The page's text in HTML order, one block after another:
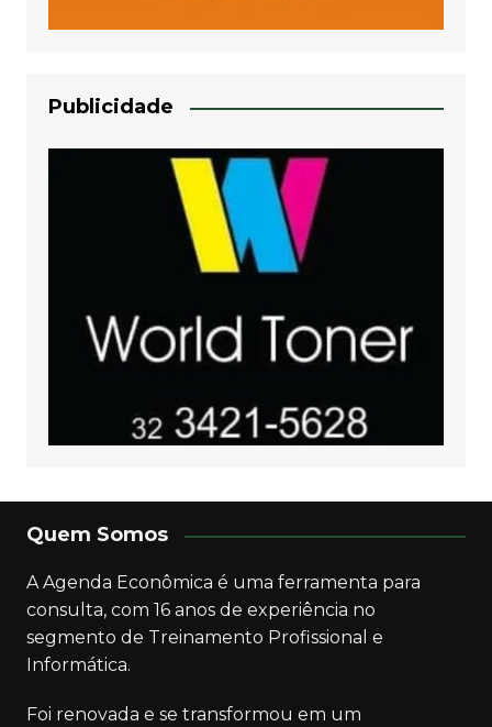
Publicidade
Quem Somos
A Agenda Econômica é uma ferramenta para
consulta, com 16 anos de experiência no
segmento de Treinamento Profissional e
Informática.
Foi renovada e se transformou em um